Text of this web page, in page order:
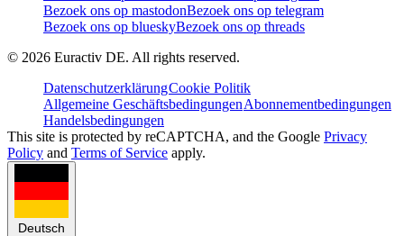
Bezoek ons op mastodonBezoek ons op telegram
Bezoek ons op blueskyBezoek ons op threads
© 2026 Euractiv DE. All rights reserved.
DatenschutzerklärungCookie Politik
Allgemeine GeschäftsbedingungenAbonnementbedingungen
Handelsbedingungen
This site is protected by reCAPTCHA, and the Google Privacy
Policy and Terms of Service apply.
Deutsch